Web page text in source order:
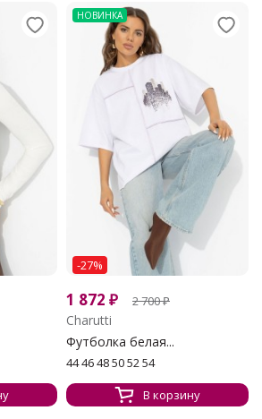
НОВИНКА
-27%
1 872 ₽ 2 700₽
Charutti
Футболка белая...
44 46 48 50 52 54
В корзину